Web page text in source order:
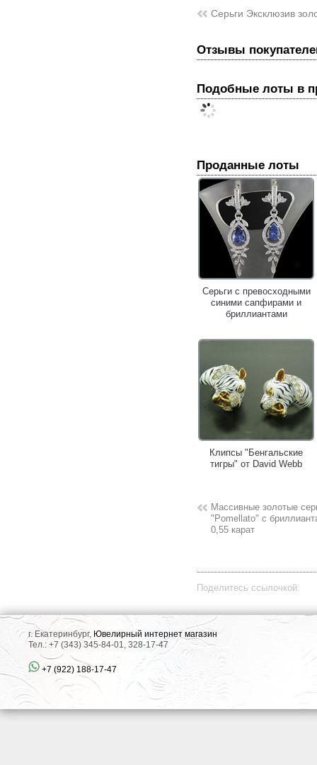
Серьги Эксклюзив
Отзывы
Подобные лоты в
Проданные лоты
Серьги с превосходными
синими сапфирами и
бриллиантами
Клипсы "Бенгальские
тигры" от David Webb
Массивные золотые
"Pomellato" с
0,55 карат
Поделитесь ссылочкой:
г. Екатеринбург, Ювелирный интернет магазин
Тел.: +7 (343) 345-84-01, 328-17-47
+7 (922) 188-17-47